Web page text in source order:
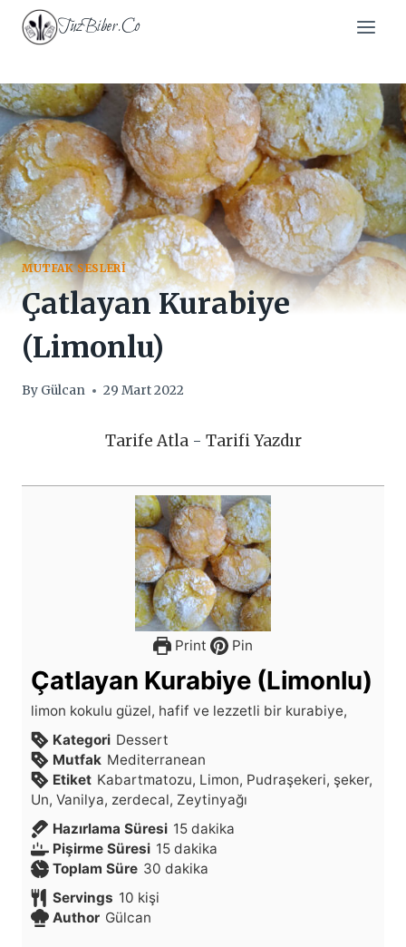
Skip
TuzBiber.Co
MUTFAK SESLERI
Çatlayan Kurabiye
(Limonlu)
By Gülcan 29 Mart 2022
Tarife Atla- Tarifi Yazdır
Print Pin
Çatlayan Kurabiye (Limonlu)
limon kokulu güzel, hafif ve lezzetli bir kurabiye,
Kategori Dessert
Mutfak Mediterranean
Etiket Kabartmatozu, Limon, Pudraşekeri, şeker,
Un, Vanilya, zerdecal, Zeytinyağı
Hazırlama Süresi 15d
a
k
dakika
Pişirme Süresi 15d
a
dakika
Toplam Süre 30ddakika
Servings 10 kişi
Author Gülcan